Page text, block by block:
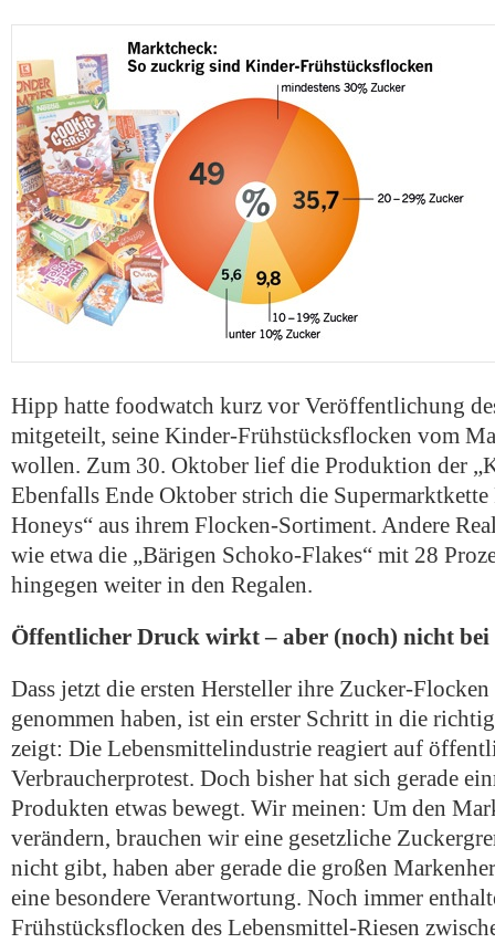
Hipp hatte foodwatch kurz vor Veröffentlichung
mitgeteilt, seine Kinder-Frühstücksflocken vom
wollen. Zum 30. Oktober lief die Produktion der
Ebenfalls Ende Oktober strich die Supermarktkette
Honeys“ aus ihrem Flocken-Sortiment. Andere
wie etwa die „Bärigen Schoko-Flakes“ mit 28
hingegen weiter in den Regalen.
Öffentlicher Druck wirkt – aber (noch) nicht bei
Dass jetzt die ersten Hersteller ihre Zucker-
genommen haben, ist ein erster Schritt in die
zeigt: Die Lebensmittelindustrie reagiert auf
Verbraucherprotest. Doch bisher hat sich gerade
Produkten etwas bewegt. Wir meinen: Um den
verändern, brauchen wir eine gesetzliche
nicht gibt, haben aber gerade die großen
eine besondere Verantwortung. Noch immer
Frühstücksflocken des Lebensmittel-Riesen